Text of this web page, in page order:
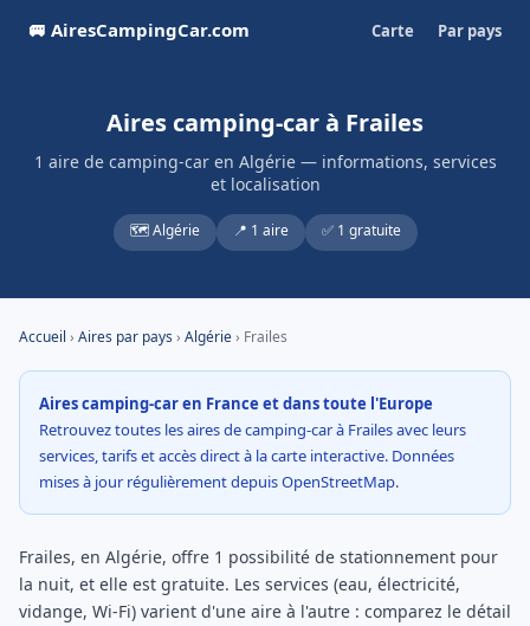
🚐 AiresCampingCar.com Carte Par pays
Aires camping-car à Frailes
1 aire de camping-car en Algérie — informations, services
et localisation
🗺️ Algérie 📍 1 aire ✅ 1 gratuite
Accueil › Aires par pays› Algérie› Frailes
Aires camping-car en France et dans toute l'Europe
Retrouvez toutes les aires de camping-car à Frailes avec leurs
services, tarifs et accès direct à la carte interactive. Données
mises à jour régulièrement depuis OpenStreetMap.
Frailes, en Algérie, offre 1 possibilité de stationnement pour
la nuit, et elle est gratuite. Les services (eau, électricité,
vidange, Wi-Fi) varient d'une aire à l'autre : comparez le détail